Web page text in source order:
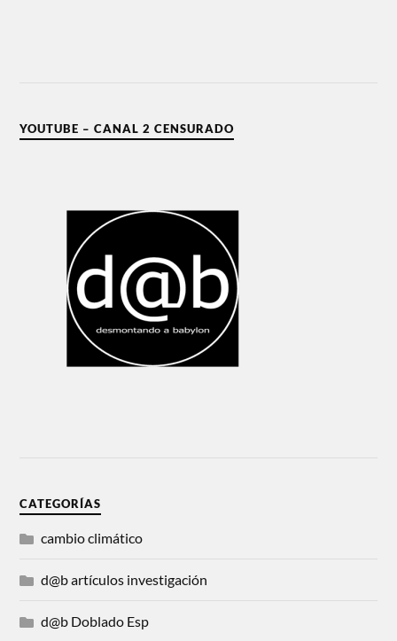
YOUTUBE – CANAL 2 CENSURADO
CATEGORÍAS
cambio climático
d@b artículos investigación
d@b Doblado Esp